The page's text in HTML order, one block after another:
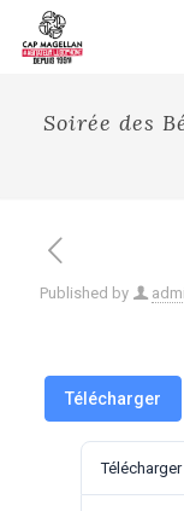
Soirée des
Published by
Télécharger
Télécharger